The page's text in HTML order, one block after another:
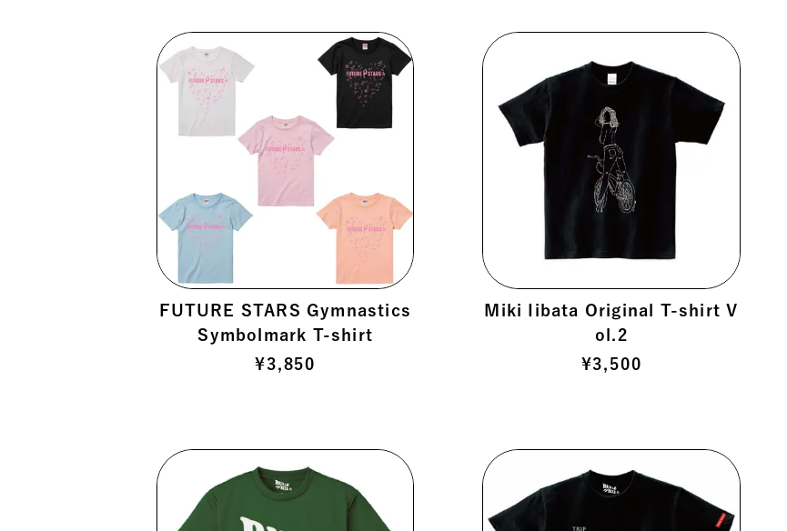
FUTURE STARS Gymnastics
Symbolmark T-shirt
¥3,850
Miki Iibata Original T-shirt V
ol.2
¥3,500